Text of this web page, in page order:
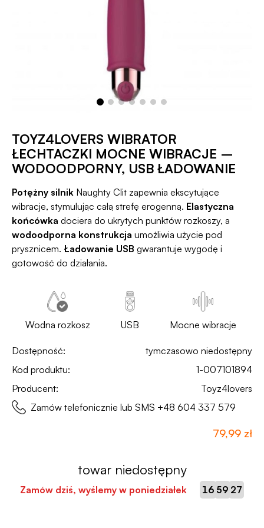
TOYZ4LOVERS WIBRATOR
ŁECHTACZKI MOCNE WIBRACJE –
WODOODPORNY, USB ŁADOWANIE
Potężny silnik Naughty Clit zapewnia ekscytujące
wibracje, stymulując całą strefę erogenną. Elastyczna
końcówka dociera do ukrytych punktów rozkoszy, a
wodoodporna konstrukcja umożliwia użycie pod
prysznicem. Ładowanie USB gwarantuje wygodę i
gotowość do działania.
Wodna rozkosz USB Mocne wibracje
Dostępność:
tymczasowo niedostępny
Kod produktu:
1-007101894
Producent:
Toyz4lovers
Zamów telefonicznie lub SMS +48 604 337 579
79,99 zł
towar niedostępny
Zamów dziś, wyślemy w poniedziałek 16: 59: 26